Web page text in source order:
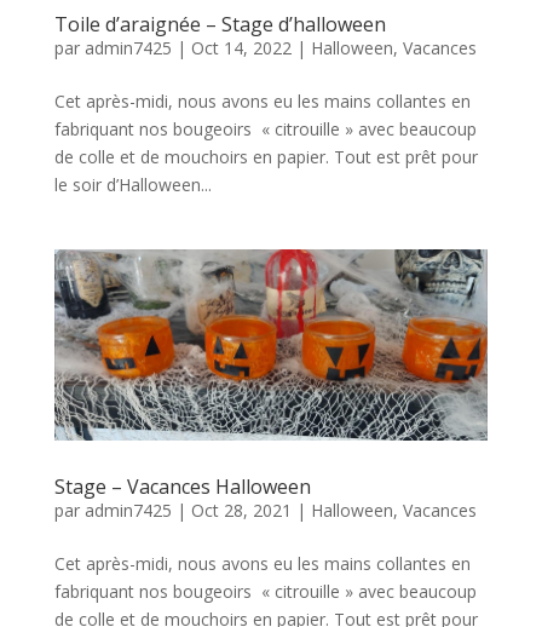
Toile d’araignée – Stage d’halloween
par admin7425 | Oct 14, 2022| Halloween, Vacances
Cet après-midi, nous avons eu les mains collantes en
fabriquant nos bougeoirs « citrouille » avec beaucoup
de colle et de mouchoirs en papier. Tout est prêt pour
le soir d’Halloween...
Stage – Vacances Halloween
par admin7425 | Oct 28, 2021 | Halloween, Vacances
Cet après-midi, nous avons eu les mains collantes en
fabriquant nos bougeoirs « citrouille » avec beaucoup
de colle et de mouchoirs en papier. Tout est prêt pour